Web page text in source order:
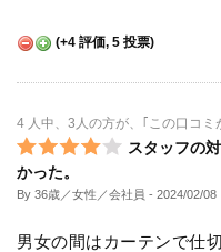
(+4 評価, 5 投票)
4 人中、3人の方が、｢この口コミ
スタッフの
かった。
By 36歳／女性／会社員 - 2024/02/08
男女の間はカーテンで仕